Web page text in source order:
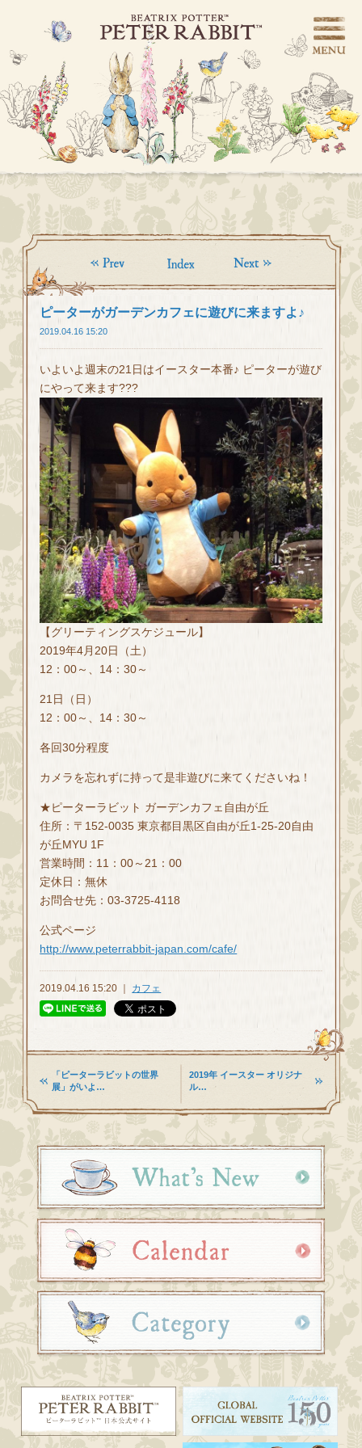
ピーターがガーデンカフェに遊びに来ますよ♪
2019.04.16 15:20
いよいよ週末の21日はイースター本番♪ ピーターが遊び
にやって来ます???
【グリーティングスケジュール】
2019年4月20日（土）
12：00～、14：30～
21日（日）
12：00～、14：30～
各回30分程度
カメラを忘れずに持って是非遊びに来てくださいね！
★ピーターラビット ガーデンカフェ自由が丘
住所：〒152-0035 東京都目黒区自由が丘1-25-20自由
が丘MYU 1F
営業時間：11：00～21：00
定休日：無休
お問合せ先：03-3725-4118
公式ページ
http://www.peterrabbit-japan.com/cafe/
2019.04.16 15:20 ｜ カフェ
「ピーターラビットの世界
展」がいよ…
2019年 イースター オリジナ
ル…